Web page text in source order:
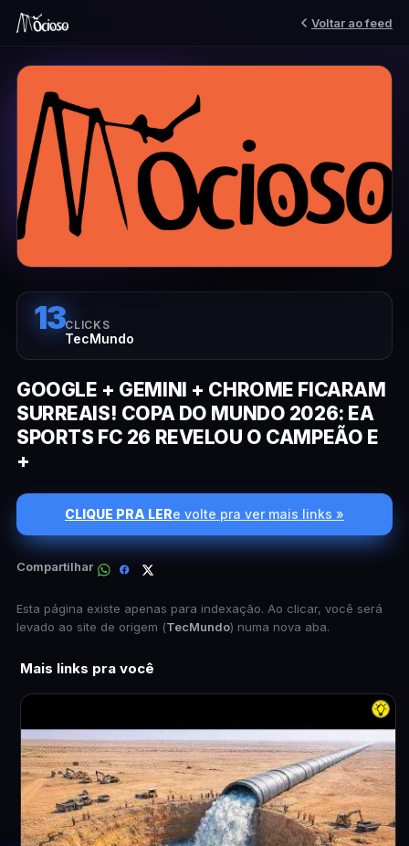
Voltar ao feed
13CLICKS
TecMundo
GOOGLE + GEMINI + CHROME FICARAM
SURREAIS! COPA DO MUNDO 2026: EA
SPORTS FC 26 REVELOU O CAMPEÃO E
+
CLIQUE PRA LERe volte pra ver mais links »
Compartilhar
Esta página existe apenas para indexação. Ao clicar, você será
levado ao site de origem (TecMundo) numa nova aba.
Mais links pra você